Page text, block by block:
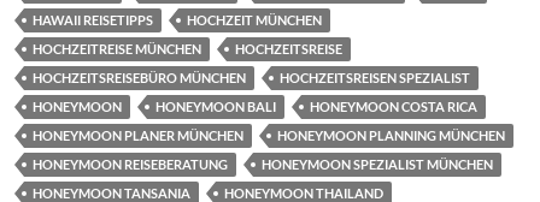
HAWAII REISETIPPS
HOCHZEIT MÜNCHEN
HOCHZEITREISE MÜNCHEN
HOCHZEITSREISE
HOCHZEITSREISEBÜRO MÜNCHEN
HOCHZEITSREISEN SPEZIALIST
HONEYMOON
HONEYMOON BALI
HONEYMOON COSTA RICA
HONEYMOON PLANER MÜNCHEN
HONEYMOON PLANNING MÜNCHEN
HONEYMOON REISEBERATUNG
HONEYMOON SPEZIALIST MÜNCHEN
HONEYMOON TANSANIA
HONEYMOON THAILAND